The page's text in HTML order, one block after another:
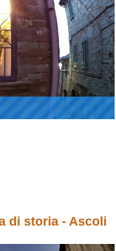
di storia - Ascoli